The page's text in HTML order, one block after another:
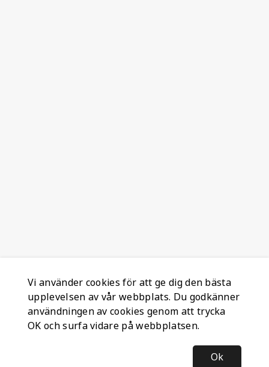
Vi använder cookies för att ge dig den bästa
upplevelsen av vår webbplats. Du godkänner
användningen av cookies genom att trycka
OK och surfa vidare på webbplatsen.
Ok